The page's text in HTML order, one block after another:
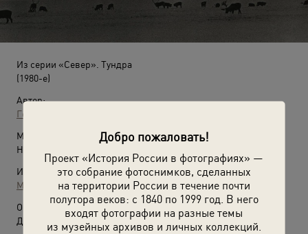
Добро пожаловать!
Проект «История России в фотографиях» —
это собрание фотоснимков, сделанных
на территории России в течение почти
полутора веков: с 1840 по 1999 год. В него
входят фотографии на разные темы
из музейных архивов и личных коллекций.
Из серии «Север». Тундра
(1980-е)
Автор:
Георгий Розов
Место съемки:
Ненецкий АО, г. Нарьян Мар
Источники:
МАММ / МДФ
О фотографии:
Другое название: «Полярная ночь».